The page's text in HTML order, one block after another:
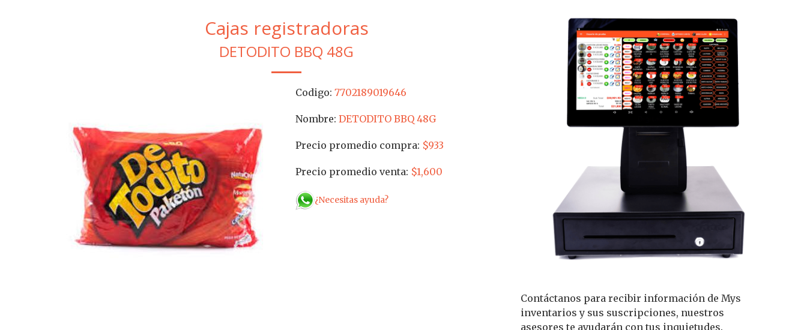
Cajas registradoras
DETODITO BBQ 48G
Codigo: 7702189019646
Nombre: DETODITO BBQ 48G
Precio promedio compra: $933
Precio promedio venta: $1,600
¿Necesitas ayuda?
Contáctanos para recibir información de Mys
inventarios y sus suscripciones, nuestros
asesores te ayudarán con tus inquietudes.